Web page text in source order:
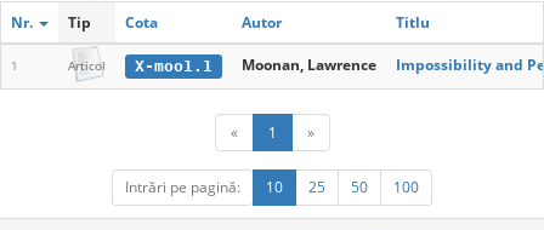
Nr. Tip Cota Autor Titlu
1 Articol X-moo1.1 Moonan, Lawrence Impossibility and
« 1 »
Intrări pe pagină: 10 25 50 100